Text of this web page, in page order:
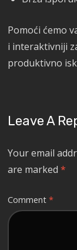
Pomoći ćemo
i interaktivniji
produktivno
Leave A
Your email
are marked*
Comment*